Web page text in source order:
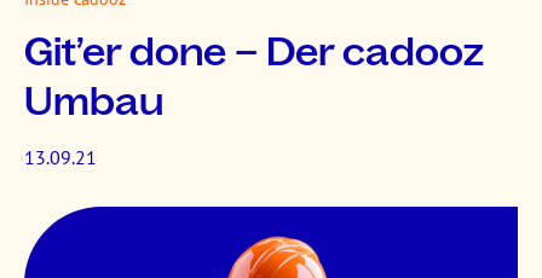
Git’er done – Der cadooz
Umbau
13.09.21